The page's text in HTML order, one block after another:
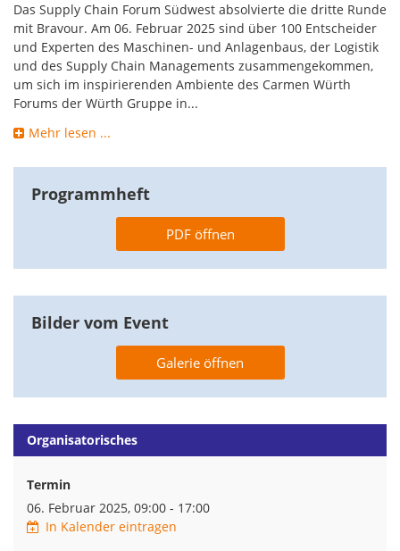
Das Supply Chain Forum Südwest absolvierte die dritte Runde
mit Bravour. Am 06. Februar 2025 sind über 100 Entscheider
und Experten des Maschinen- und Anlagenbaus, der Logistik
und des Supply Chain Managements zusammengekommen,
um sich im inspirierenden Ambiente des Carmen Würth
Forums der Würth Gruppe in...
Mehr lesen ...
Programmheft
PDF öffnen
Bilder vom Event
Galerie öffnen
Organisatorisches
Termin
06. Februar 2025, 09:00 - 17:00
In Kalender eintragen